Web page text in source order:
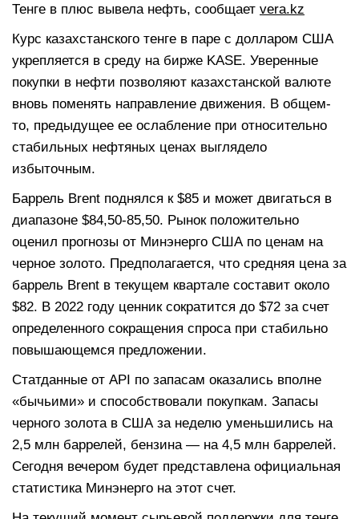
Тенге в плюс вывела нефть, сообщает vera.kz
Курс казахстанского тенге в паре с долларом США
укрепляется в среду на бирже KASE. Уверенные
покупки в нефти позволяют казахстанской валюте
вновь поменять направление движения. В общем-
то, предыдущее ее ослабление при относительно
стабильных нефтяных ценах выглядело
избыточным.
Баррель Brent поднялся к $85 и может двигаться в
диапазоне $84,50-85,50. Рынок положительно
оценил прогнозы от Минэнерго США по ценам на
черное золото. Предполагается, что средняя цена за
баррель Brent в текущем квартале составит около
$82. В 2022 году ценник сократится до $72 за счет
определенного сокращения спроса при стабильно
повышающемся предложении.
Статданные от API по запасам оказались вполне
«бычьими» и способствовали покупкам. Запасы
черного золота в США за неделю уменьшились на
2,5 млн баррелей, бензина — на 4,5 млн баррелей.
Сегодня вечером будет представлена официальная
статистика Минэнерго на этот счет.